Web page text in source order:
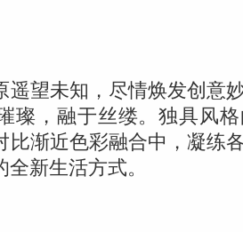
望未知，尽情焕发创意
璨，融于丝缕。独具风
比渐近色彩融合中，凝练
新生活方式。